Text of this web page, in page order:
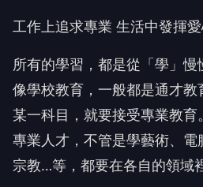
工作上追求專業 生活中發揮
所有的學習，都是從「學」
像學校教育，一般都是通才
某一科目，就要接受專業教
專業人才，不管是學藝術、電
宗教…等，都要在各自的領域